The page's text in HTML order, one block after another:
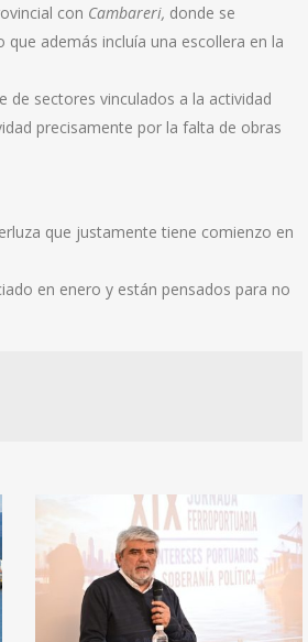
con Cambareri, donde se
además incluía una escollera en la
de sectores vinculados a la actividad
precisamente por la falta de obras
que justamente tiene comienzo en
en enero y están pensados para no